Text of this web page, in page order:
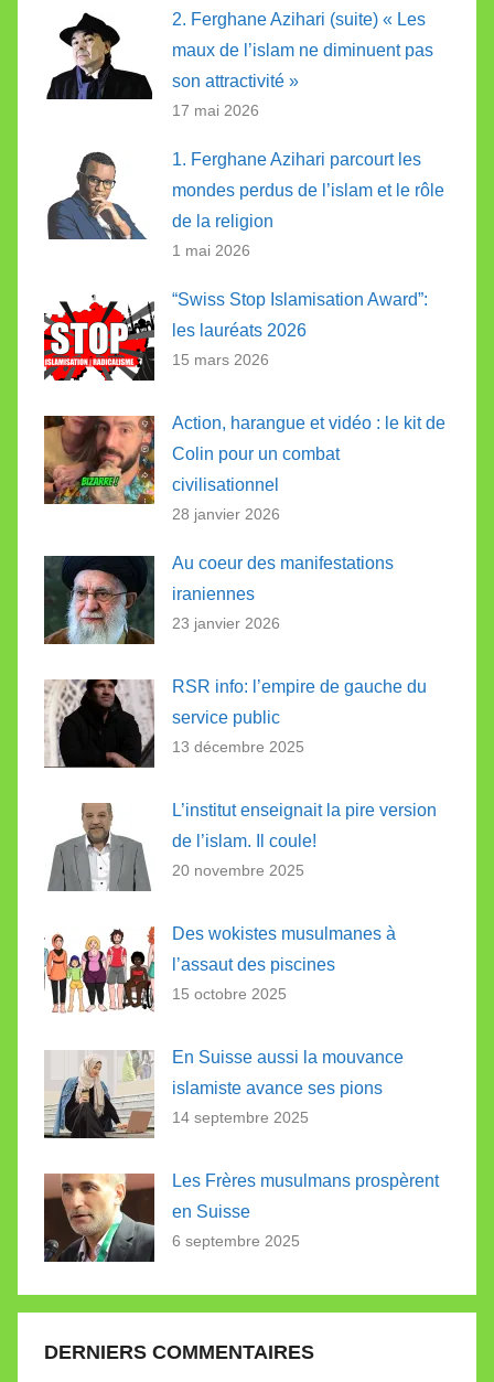
2. Ferghane Azihari (suite) « Les
maux de l’islam ne diminuent pas
son attractivité »
17 mai 2026
1. Ferghane Azihari parcourt les
mondes perdus de l’islam et le rôle
de la religion
1 mai 2026
“Swiss Stop Islamisation Award”:
les lauréats 2026
15 mars 2026
Action, harangue et vidéo : le kit de
Colin pour un combat
civilisationnel
28 janvier 2026
Au coeur des manifestations
iraniennes
23 janvier 2026
RSR info: l’empire de gauche du
service public
13 décembre 2025
L’institut enseignait la pire version
de l’islam. Il coule!
20 novembre 2025
Des wokistes musulmanes à
l’assaut des piscines
15 octobre 2025
En Suisse aussi la mouvance
islamiste avance ses pions
14 septembre 2025
Les Frères musulmans prospèrent
en Suisse
6 septembre 2025
DERNIERS COMMENTAIRES